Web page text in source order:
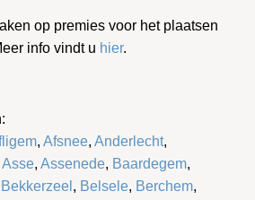
op premies voor het plaatsen
info vindt u hier.
, Afsnee, Anderlecht,
Asse, Assenede, Baardegem,
Bekkerzeel , Belsele, Berchem,